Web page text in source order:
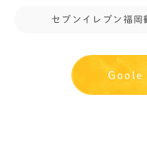
セブンイレブン福
Goole